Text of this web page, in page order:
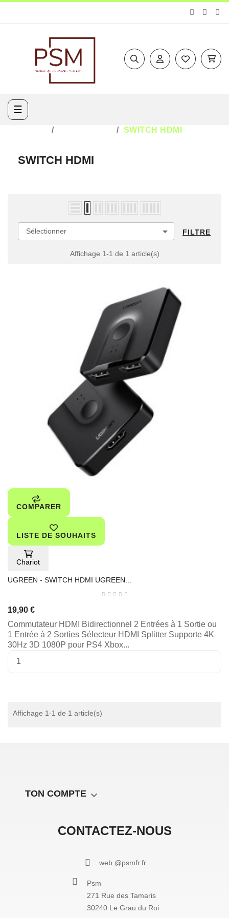
Basculer
la
navigation
☰
SWITCH HDMI
SWITCH HDMI
Sélectionner  FILTRE
Affichage 1-1 de 1 article(s)
COMPARER
LISTE DE SOUHAITS
Chariot
UGREEN - SWITCH HDMI UGREEN...
19,90 €
Commutateur HDMI Bidirectionnel 2 Entrées à 1 Sortie ou
1 Entrée à 2 Sorties Sélecteur HDMI Splitter Supporte 4K
30Hz 3D 1080P pour PS4 Xbox...
Affichage 1-1 de 1 article(s)
CONTACTEZ-NOUS
web @psmfr.fr
Psm
271 Rue des Tamaris
30240 Le Grau du Roi
TON COMPTE 